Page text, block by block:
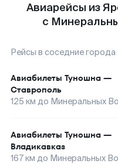
Авиарейсы из
с
Рейсы в соседние города
Авиабилеты Туношна —
Ставрополь
125 км до Минеральных
Авиабилеты Туношна —
Владикавказ
167км до Минеральных